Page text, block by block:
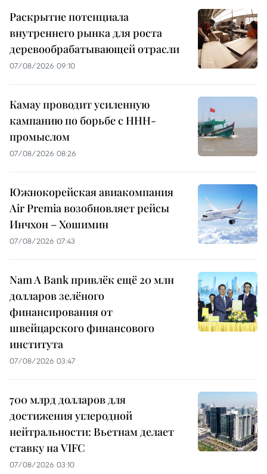
Раскрытие потенциала
внутреннего рынка для роста
деревообрабатывающей отрасли
07/08/2026 09:10
Камау проводит усиленную
кампанию по борьбе с ННН-
промыслом
07/08/2026 08:26
Южнокорейская авиакомпания
Air Premia возобновляет рейсы
Инчхон – Хошимин
07/08/2026 07:43
Nam A Bank привлёк ещё 20 млн
долларов зелёного
финансирования от
швейцарского финансового
института
07/08/2026 03:47
700 млрд долларов для
достижения углеродной
нейтральности: Вьетнам делает
ставку на VIFC
07/08/2026 03:10